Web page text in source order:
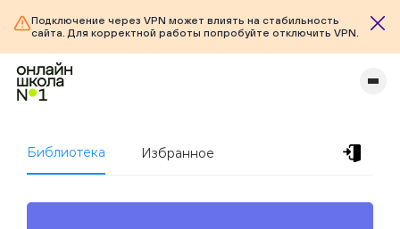
Подключение через VPN может влиять на стабильность
сайта. Для корректной работы попробуйте отключить VPN.
Библиотека Избранное